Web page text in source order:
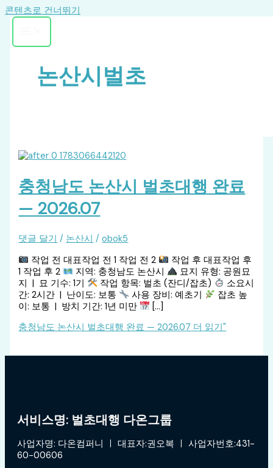
콘텐츠로 건너뛰기
논산시벌초
충청남도 논산시 벌초대행 완료
— 2026.07
댓글 달기 / 논산시 /obok5
작업 전 대표작업 전 1 작업 전 2
작업 후 대표작업 후
1 작업 후 2
지역: 충청남도 논산시
묘지 유형: 공원묘
지 | 묘 기수: 1기
작업 항목: 벌초 (잔디/잡초)
소요시
간: 2시간 | 난이도: 보통
사용 장비: 예초기
잡초 높
이: 보통 | 방치 기간: 1년 미만
[…]
충청남도 논산시 벌초대행 완료 — 2026.07 더 읽기"
서비스명: 벌초대행 다온그룹
사업자명: 다온컴퍼니 ㅣ 대표자:권오복 ㅣ 사업자번호:431-
60-00606